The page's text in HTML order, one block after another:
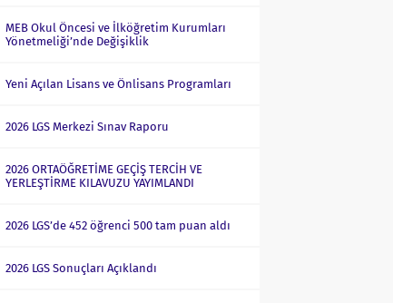
MEB Okul Öncesi ve İlköğretim Kurumları
Yönetmeliği’nde Değişiklik
Yeni Açılan Lisans ve Önlisans Programları
2026 LGS Merkezi Sınav Raporu
2026 ORTAÖĞRETİME GEÇİŞ TERCİH VE
YERLEŞTİRME KILAVUZU YAYIMLANDI
2026 LGS’de 452 öğrenci 500 tam puan aldı
2026 LGS Sonuçları Açıklandı